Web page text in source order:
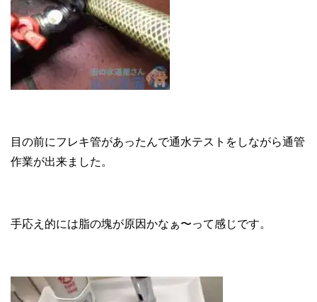
目の前にフレキ管があったんで通水テストをしながら通管
作業が出来ました。
手応え的には脂の塊が原因かなぁ〜って感じです。